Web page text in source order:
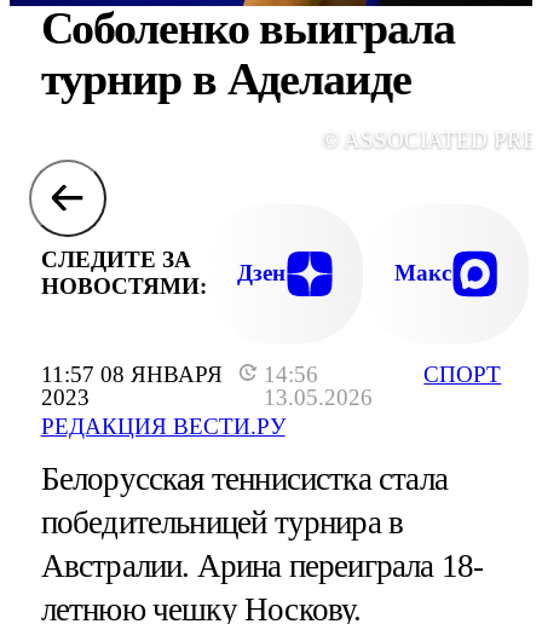
11:57 08 ЯНВАРЯ
2023
14:56
13.05.2026
РЕДАКЦИЯ ВЕСТИ.РУ
СПОРТ
Соболенко выиграла
турнир в Аделаиде
© ASSOCIATED
СЛЕДИТЕ ЗА
НОВОСТЯМИ:
Дзен Макс
Белорусская теннисистка стала
победительницей турнира в
Австралии. Арина переиграла 18-
летнюю чешку Носкову.